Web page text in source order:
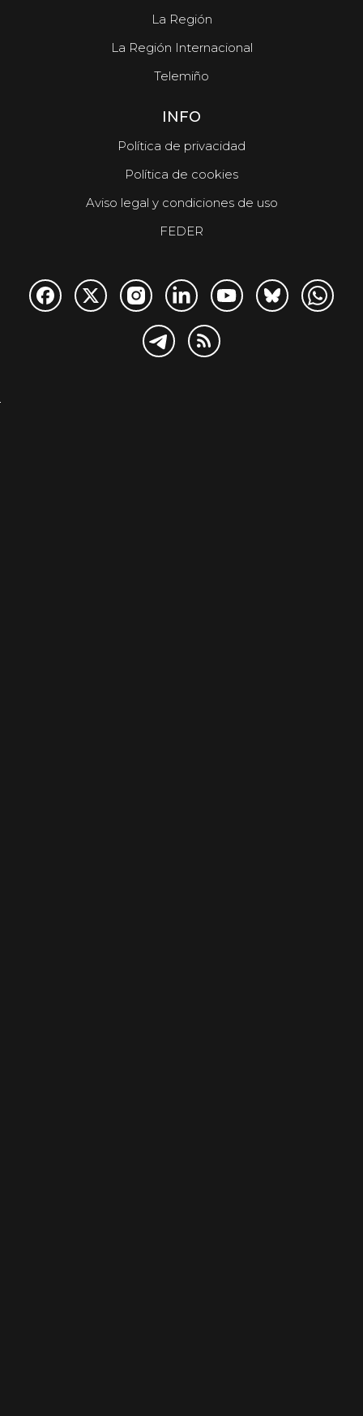
La Región
La Región Internacional
Telemiño
INFO
Política de privacidad
Política de cookies
Aviso legal y condiciones de uso
FEDER